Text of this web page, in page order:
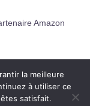
Amazon
la meilleure
à utiliser ce
satisfait.